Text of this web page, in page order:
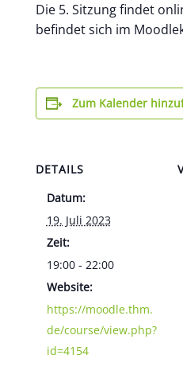
Die 5. Sitzung findet
befindet sich im
Zum Kalender
DETAILS
Datum:
19. Juli 2023
Zeit:
19:00 - 22:00
Website:
https://moodle.thm.
de/course/view.php?
id=4154